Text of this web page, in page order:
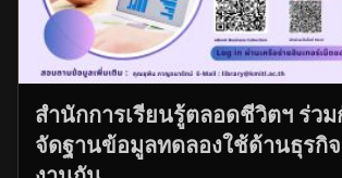
สำนักการเรียนรู้ตลอดชีวิตฯ ร่วม
จัดฐานข้อมูลทดลองใช้ด้านธุรกิ